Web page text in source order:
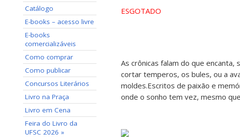
Catálogo
E-books – acesso livre
E-books
comercializáveis
Como comprar
Como publicar
Concursos Literários
Livro na Praça
Livro em Cena
Feira do Livro da
UFSC 2026 »
ESGOTADO
As crônicas falam do que
cortar temperos, os bules, ou a
moldes.Escritos de paixão e
onde o sonho tem vez, mesmo